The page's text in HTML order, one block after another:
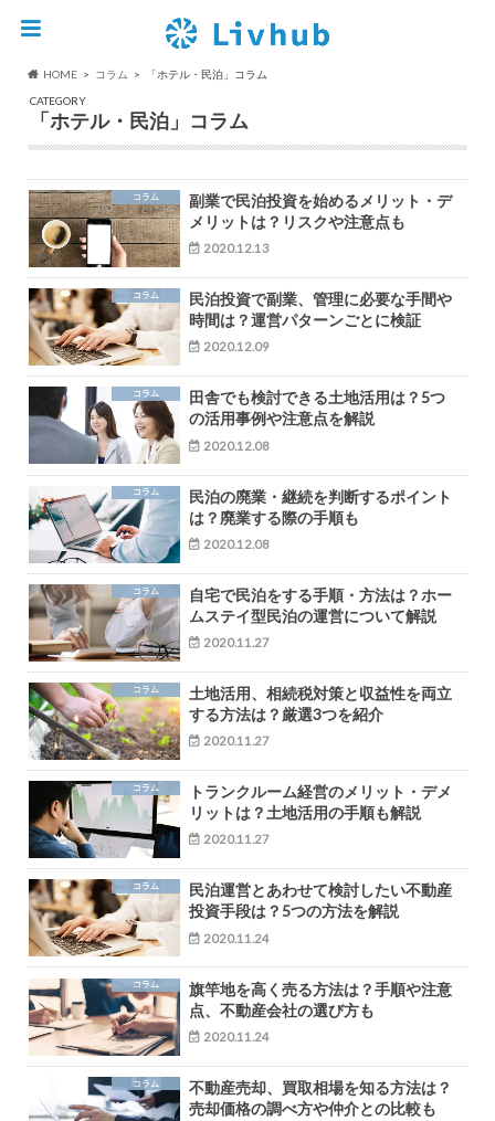
HOME コラム
「ホテル・民泊」コラム
CATEGORY
「ホテル・民泊」コラム
コラム
副業で民泊投資を始めるメリット・デ
メリットは？リスクや注意点も
2020.12.13
コラム
民泊投資で副業、管理に必要な手間や
時間は？運営パターンごとに検証
2020.12.09
コラム
田舎でも検討できる土地活用は？5つ
の活用事例や注意点を解説
2020.12.08
コラム
民泊の廃業・継続を判断するポイント
は？廃業する際の手順も
2020.12.08
コラム
自宅で民泊をする手順・方法は？ホー
ムステイ型民泊の運営について解説
2020.11.27
コラム
土地活用、相続税対策と収益性を両立
する方法は？厳選3つを紹介
2020.11.27
コラム
トランクルーム経営のメリット・デメ
リットは？土地活用の手順も解説
2020.11.27
コラム
民泊運営とあわせて検討したい不動産
投資手段は？5つの方法を解説
2020.11.24
コラム
旗竿地を高く売る方法は？手順や注意
点、不動産会社の選び方も
2020.11.24
コラム
不動産売却、買取相場を知る方法は？
売却価格の調べ方や仲介との比較も